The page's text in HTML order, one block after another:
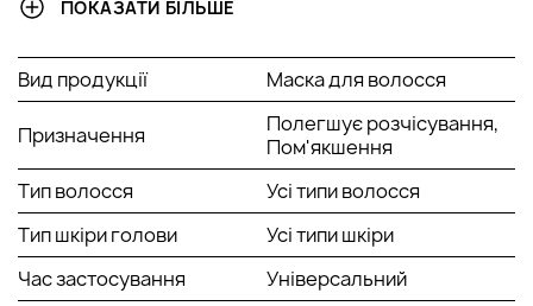
Нанести на вологе волосся на 2-3 хвилини, розподілити по
ПОКАЗАТИ БІЛЬШЕ
Вид продукції Маска для волосся
Призначення
Полегшує розчісування,
Пом'якшення
Тип волосся
Усі типи волосся
Тип шкіри голови
Усі типи шкіри
Час застосування
Універсальний